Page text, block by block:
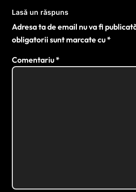
Lasă un răspuns
Adresa ta de email nu va fi
obligatorii sunt marcate cu*
Comentariu*